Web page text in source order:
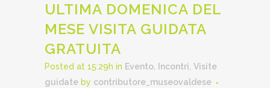
ULTIMA DOMENICA DEL
MESE VISITA GUIDATA
GRATUITA
Posted at 15:29h in Evento, Incontri, Visite
guidate by contributore_museovaldese